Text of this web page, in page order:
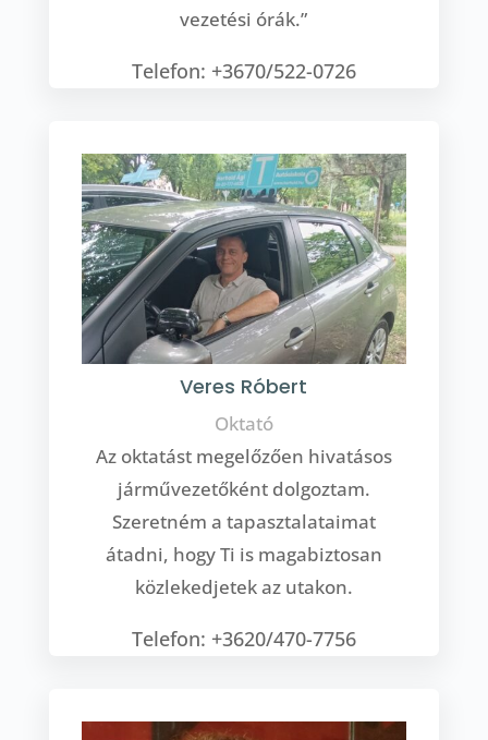
vezetési órák.”
Telefon: +3670/522-0726
Veres Róbert
Oktató
Az oktatást megelőzően hivatásos
járművezetőként dolgoztam.
Szeretném a tapasztalataimat
átadni, hogy Ti is magabiztosan
közlekedjetek az utakon.
Telefon: +3620/470-7756